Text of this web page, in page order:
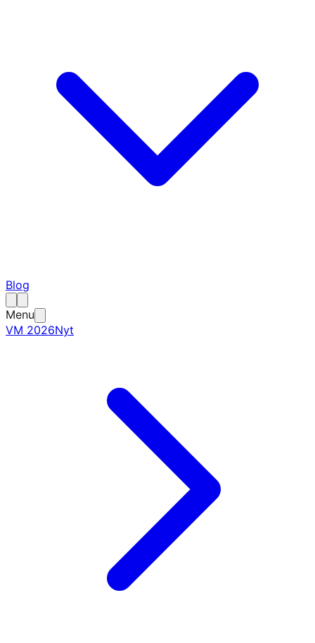
Blog
Menu
VM 2026Nyt